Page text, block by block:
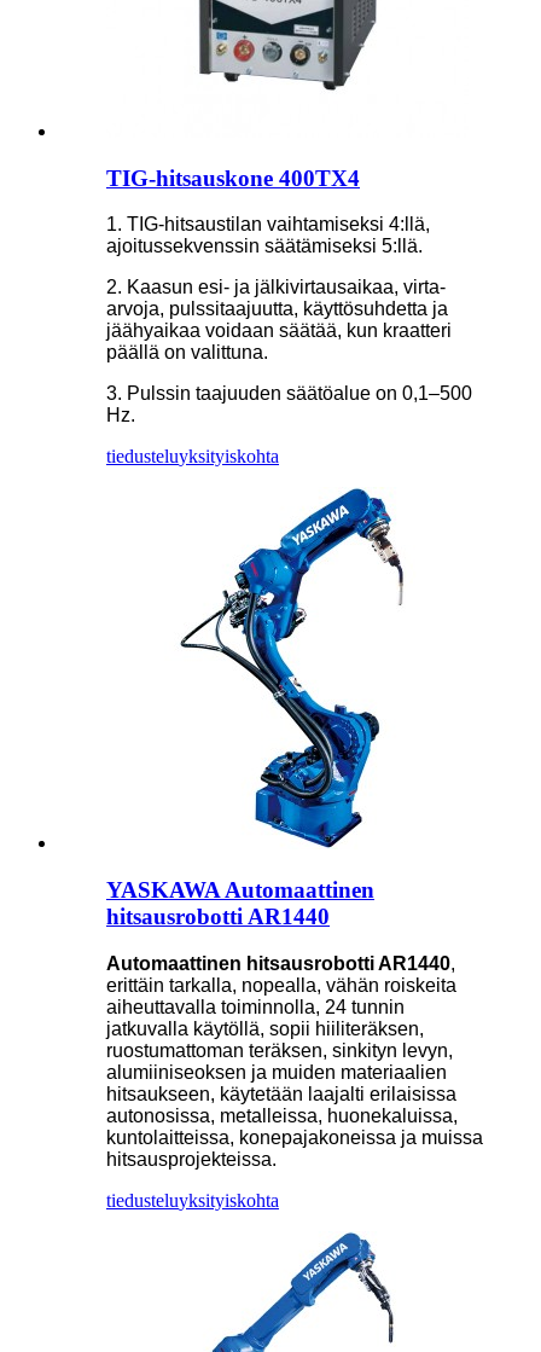
TIG-hitsauskone 400TX4
1. TIG-hitsaustilan vaihtamiseksi 4:llä,
ajoitussekvenssin säätämiseksi 5:llä.
2. Kaasun esi- ja jälkivirtausaikaa, virta-
arvoja, pulssitaajuutta, käyttösuhdetta ja
jäähyaikaa voidaan säätää, kun kraatteri
päällä on valittuna.
3. Pulssin taajuuden säätöalue on 0,1–500
Hz.
tiedusteluyksityiskohta
YASKAWA Automaattinen
hitsausrobotti AR1440
Automaattinen hitsausrobotti AR1440,
erittäin tarkalla, nopealla, vähän roiskeita
aiheuttavalla toiminnolla, 24 tunnin
jatkuvalla käytöllä, sopii hiiliteräksen,
ruostumattoman teräksen, sinkityn levyn,
alumiiniseoksen ja muiden materiaalien
hitsaukseen, käytetään laajalti erilaisissa
autonosissa, metalleissa, huonekaluissa,
kuntolaitteissa, konepajakoneissa ja muissa
hitsausprojekteissa.
tiedusteluyksityiskohta